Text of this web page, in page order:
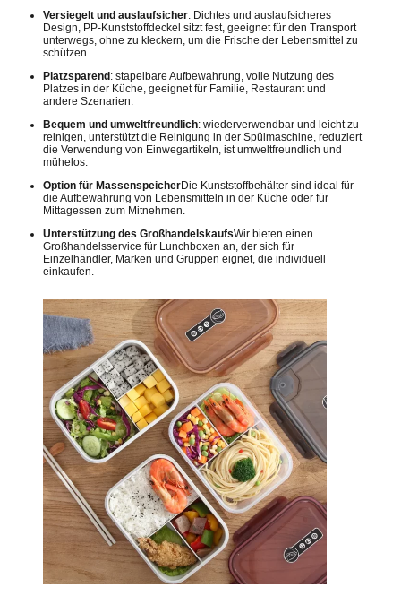
Versiegelt und auslaufsicher: Dichtes und auslaufsicheres
Design, PP-Kunststoffdeckel sitzt fest, geeignet für den Transport
unterwegs, ohne zu kleckern, um die Frische der Lebensmittel zu
schützen.
Platzsparend : stapelbare Aufbewahrung, volle Nutzung des
Platzes in der Küche, geeignet für Familie, Restaurant und
andere Szenarien.
Bequem und umweltfreundlich: wiederverwendbar und leicht zu
reinigen, unterstützt die Reinigung in der Spülmaschine, reduziert
die Verwendung von Einwegartikeln, ist umweltfreundlich und
mühelos.
Option für MassenspeicherDie Kunststoffbehälter sind ideal für
die Aufbewahrung von Lebensmitteln in der Küche oder für
Mittagessen zum Mitnehmen.
Unterstützung des GroßhandelskaufsWir bieten einen
Großhandelsservice für Lunchboxen an, der sich für
Einzelhändler, Marken und Gruppen eignet, die individuell
einkaufen.